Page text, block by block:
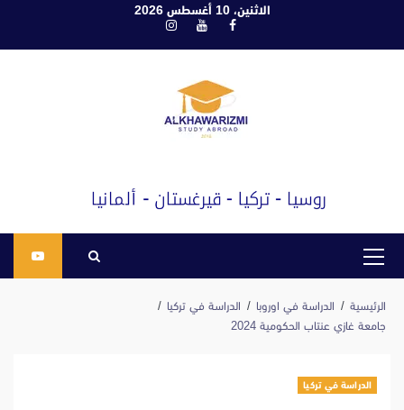
الاثنين، 10 أغسطس 2026
فيسبوكيوتيوبانستغرام
القائمة
الرئيسية الدراسة في اوروبا
الدراسة في تركيا
جامعة غازي عنتاب الحكومية 2024
الدراسة في تركيا